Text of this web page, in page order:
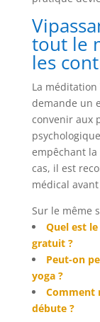
tout le
les
La méditation
demande un
convenir aux
empêchant la
cas, il est
médical
Sur le même
Quel est
gratuit ?
Peut-on
yoga ?
Comment
débute ?